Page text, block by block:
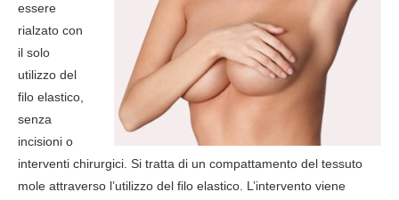
essere
rialzato con
il solo
utilizzo del
filo elastico,
senza
incisioni o
interventi chirurgici. Si tratta di un compattamento del tessuto
mole attraverso l’utilizzo del filo elastico. L’intervento viene